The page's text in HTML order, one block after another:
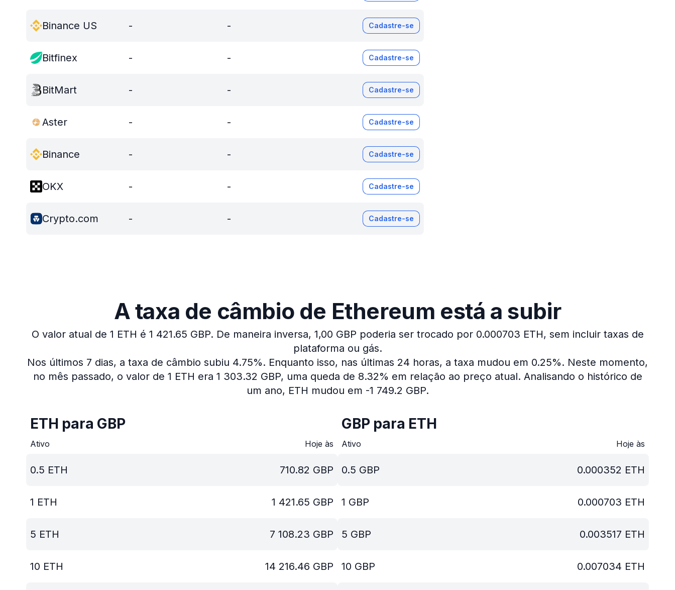
Binance US - - Cadastre-se
Bitfinex - - Cadastre-se
BitMart - - Cadastre-se
Aster - - Cadastre-se
Binance - - Cadastre-se
OKX - - Cadastre-se
Crypto.com - - Cadastre-se
A taxa de câmbio de Ethereum está a subir
O valor atual de 1 ETH é 1 421.65 GBP. De maneira inversa, 1,00 GBP poderia ser trocado por 0.000703 ETH, sem incluir taxas de
plataforma ou gás.
Nos últimos 7 dias, a taxa de câmbio subiu 4.75%. Enquanto isso, nas últimas 24 horas, a taxa mudou em 0.25%. Neste momento,
no mês passado, o valor de 1 ETH era 1 303.32 GBP, uma queda de 8.32% em relação ao preço atual. Analisando o histórico de
um ano, ETH mudou em -1 749.2 GBP.
ETH para GBP
Ativo Hoje às
0.5 ETH 710.82 GBP
1 ETH 1 421.65 GBP
5 ETH 7 108.23 GBP
10 ETH 14 216.46 GBP
GBP para ETH
Ativo Hoje às
0.5 GBP 0.000352 ETH
1 GBP 0.000703 ETH
5 GBP 0.003517 ETH
10 GBP 0.007034 ETH